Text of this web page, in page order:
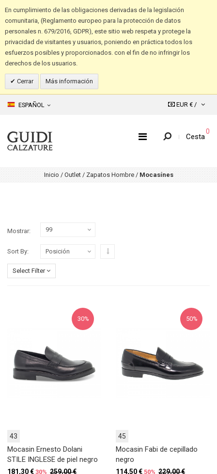
En cumplimiento de las obligaciones derivadas de la legislación
comunitaria, (Reglamento europeo para la protección de datos
personales n. 679/2016, GDPR), este sitio web respeta y protege la
privacidad de visitantes y usuarios, poniendo en práctica todos los
esfuerzos posibles y proporcionados. con el fin de no infringir los
derechos de los usuarios.
Cerrar Más información
ESPAÑOL EUR € /
Cesta
0
Inicio / Outlet / Zapatos Hombre / Mocasínes
Mostrar
Sort By
Select Filter
30%
43
Mocasin Ernesto Dolani
STILE INGLESE de piel negro
259,00 €
181,30 € 30%
50%
45
Mocasin Fabi de cepillado
negro
229,00 €
114,50 € 50%